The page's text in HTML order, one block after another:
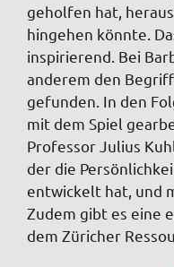
geholfen hat,
hingehen könnte.
inspirierend. Bei
anderem den
gefunden. In den
mit dem Spiel
Professor Julius
der die
entwickelt hat, und
Zudem gibt es eine
dem Züricher